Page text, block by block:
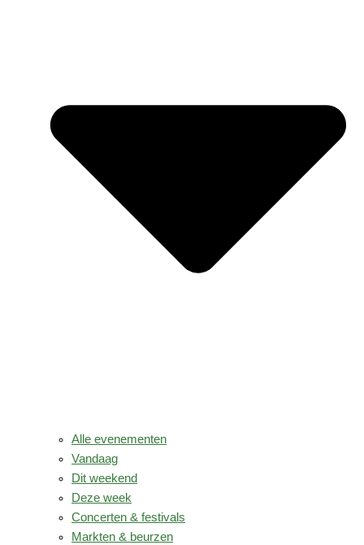
Alle evenementen
Vandaag
Dit weekend
Deze week
Concerten & festivals
Markten & beurzen